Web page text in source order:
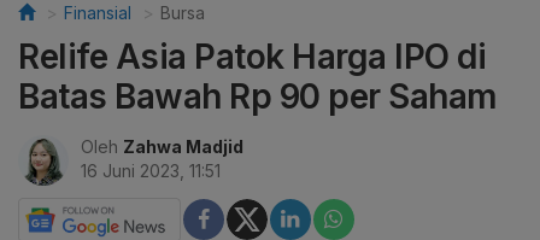
Finansial Bursa
Relife Asia Patok Harga IPO di
Batas Bawah Rp 90 per Saham
Oleh Zahwa Madjid
16 Juni 2023, 11:51